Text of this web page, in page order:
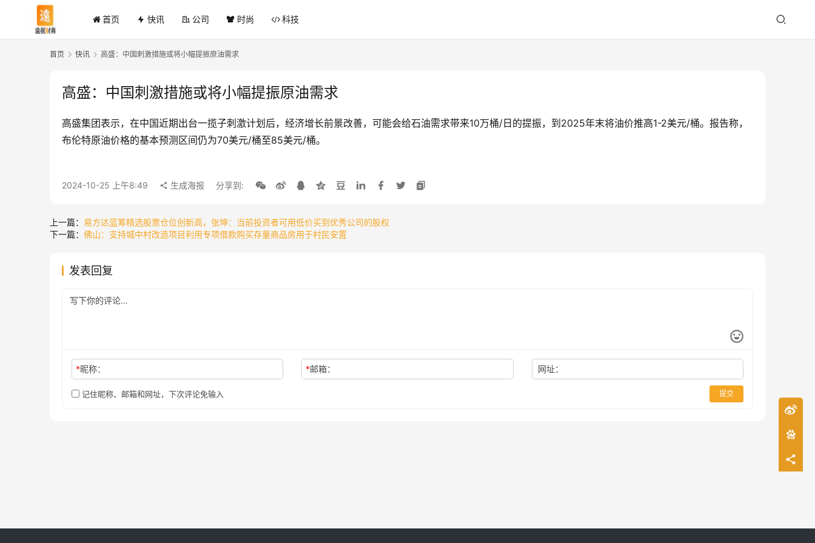
首页 快讯 公司 时尚 科技
首页 快讯 高盛：中国刺激措施或将小幅提振原油需求
高盛：中国刺激措施或将小幅提振原油需求
高盛集团表示，在中国近期出台一揽子刺激计划后，经济增长前景改善，可能会给石油需求带来10万桶/日的提振，到2025年末将油价推高1-2美元/桶。报告称，
布伦特原油价格的基本预测区间仍为70美元/桶至85美元/桶。
2024-10-25 上午8:49 生成海报 分享到:
上一篇： 易方达蓝筹精选股票仓位创新高，张坤：当前投资者可用低价买到优秀公司的股权
下一篇： 佛山：支持城中村改造项目利用专项借款购买存量商品房用于村民安置
发表回复
*昵称： *邮箱： 网址：
记住昵称、邮箱和网址，下次评论免输入 提交